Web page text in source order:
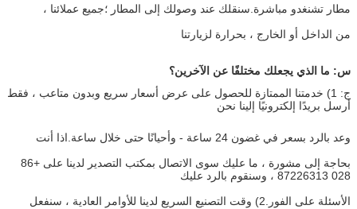
مطار تشنغدو مباشرة.سنقلك عند وصولك إلى المطار ؛جميع عملائنا ،
من الداخل أو الخارج ، بحرارة لزيارتنا
س: ما الذي يجعلك مختلفًا عن الآخرين؟
ج: 1) خدمتنا الممتازة للحصول على عرض أسعار سريع وبدون متاعب ، فقط
أرسل بريدًا إلكترونيًا إلينا نحن
وعد بالرد بسعر في غضون 24 ساعة - وأحيانًا حتى خلال ساعة.اذا أنت
بحاجة إلى مشورة ، ما عليك سوى الاتصال بمكتب التصدير لدينا على +86
028 87226313 ، وسنقوم بالرد عليك
الأسئلة على الفور.2) وقت التصنيع السريع لدينا للأوامر العادية ، سنفعل